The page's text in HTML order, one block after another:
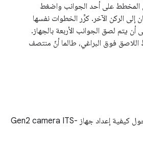
على أحد الجوانب واضغط
إلى الركن الآخر. كرِّر الخطوات نفسها
أن يتم لصق الجوانب الأربعة بالجهاز.
فوق البراغي، طالما أنّ منتصف
في ما يلي فيديو تعليمي حول كيفية إعداد جهاز Gen2 camera ITS-